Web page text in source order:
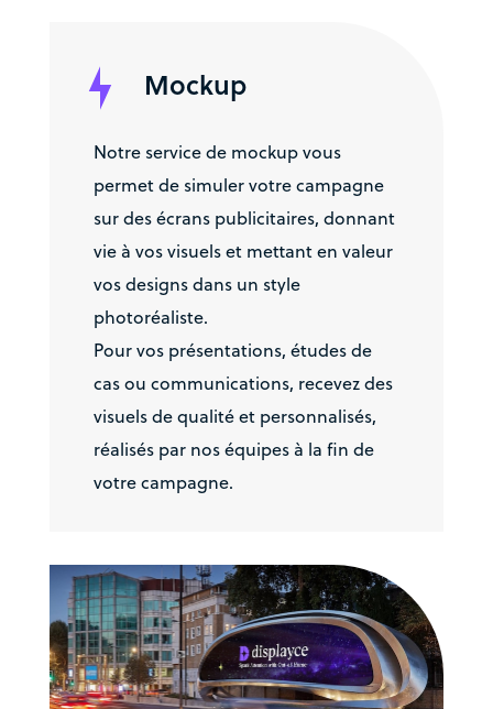
Mockup
Notre service de mockup vous
permet de simuler votre campagne
sur des écrans publicitaires, donnant
vie à vos visuels et mettant en valeur
vos designs dans un style
photoréaliste.
Pour vos présentations, études de
cas ou communications, recevez des
visuels de qualité et personnalisés,
réalisés par nos équipes à la fin de
votre campagne.